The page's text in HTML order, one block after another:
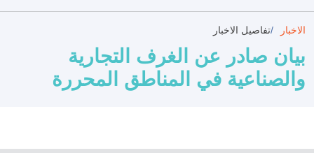
الاخبار تفاصيل الاخبار
بيان صادر عن الغرف التجارية
والصناعية في المناطق المحررة